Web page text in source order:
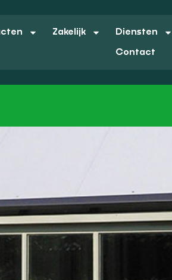
Zakelijk Diensten
Contact